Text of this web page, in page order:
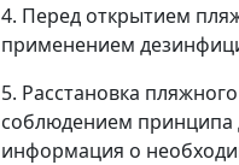
4. Перед открытием
применением
5. Расстановка
соблюдением принципа
информация о